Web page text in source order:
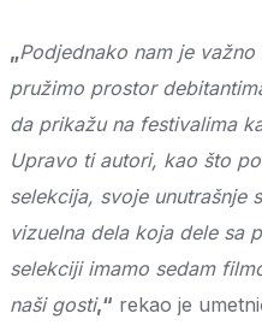
„Podjednako nam je
pružimo prostor
da prikažu na festivalima
Upravo ti autori, kao što
selekcija, svoje unutrašnje
vizuelna dela koja dele sa
selekciji imamo sedam
naši gosti,“ rekao je